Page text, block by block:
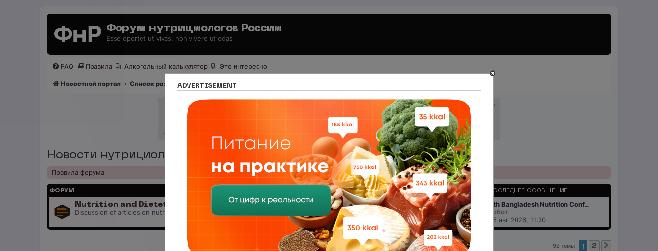
Форум нутрициологов России
Esse oportet ut vivas, non vivere ut edas
FAQ Правила Алкогольный калькулятор Это интересно
Новостной портал Список разделов Сетевое издание Nutritiologists
Новости нутрициологии и диетологии
Правила форума
ФОРУМ ТЕМЫ СООБЩЕНИЯ ПОСЛЕДНЕЕ СООБЩЕНИЕ
Nutrition and Dietetics News
Discussion of articles on nutrition and dietetics of both the yellow and the serious press
526 526
9th Bangladesh Nutrition Conf…
Робот
05 авг 2026, 11:30
92 темы 1 2
ADVERTISEMENT